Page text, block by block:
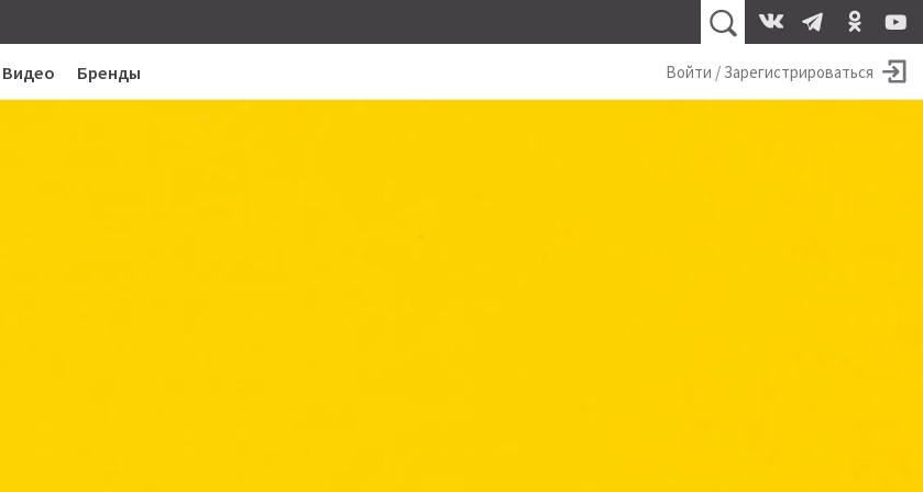
Видео Бренды Войти / Зарегистрироваться